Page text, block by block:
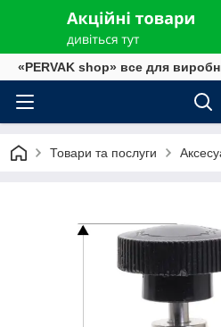
«PERVAK shop» все для
Товари та послуги